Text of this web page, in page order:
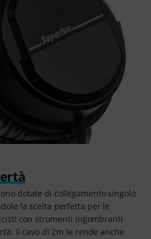
dotate di collegamento singolo
la scelta perfetta per le
con strumenti ingombranti
Il cavo di 2m le rende anche